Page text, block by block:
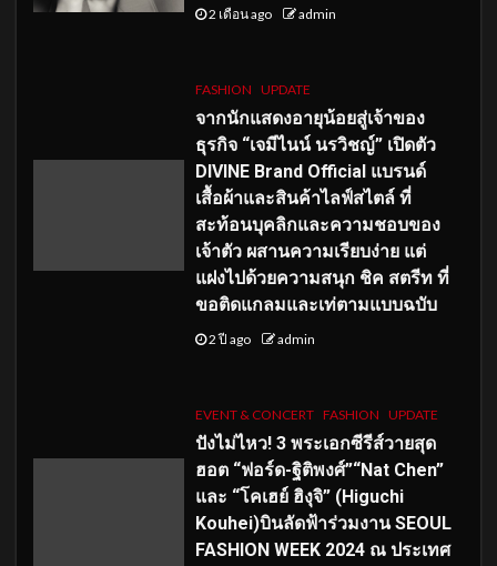
2 เดือน ago admin
FASHION UPDATE
จากนักแสดงอายุน้อยสู่เจ้าของ
ธุรกิจ “เจมีไนน์ นรวิชญ์” เปิดตัว
DIVINE Brand Official แบรนด์
เสื้อผ้าและสินค้าไลฟ์สไตล์ ที่
สะท้อนบุคลิกและความชอบของ
เจ้าตัว ผสานความเรียบง่าย แต่
แฝงไปด้วยความสนุก ชิค สตรีท ที่
ขอติดแกลมและเท่ตามแบบฉบับ
2 ปี ago admin
EVENT & CONCERT FASHION UPDATE
ปังไม่ไหว! 3 พระเอกซีรีส์วายสุด
ฮอต “ฟอร์ด-ฐิติพงศ์”“Nat Chen”
และ “โคเฮย์ ฮิงุจิ” (Higuchi
Kouhei)บินลัดฟ้าร่วมงาน SEOUL
FASHION WEEK 2024 ณ ประเทศ